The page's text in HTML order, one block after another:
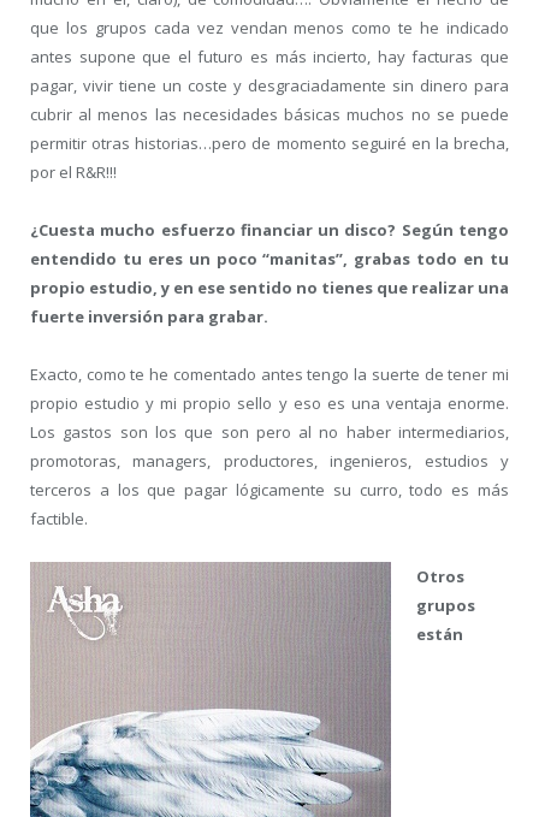
que los grupos cada vez vendan menos como te he indicado
antes supone que el futuro es más incierto, hay facturas que
pagar, vivir tiene un coste y desgraciadamente sin dinero para
cubrir al menos las necesidades básicas muchos no se puede
permitir otras historias…pero de momento seguiré en la brecha,
por el R&R!!!
¿Cuesta mucho esfuerzo financiar un disco? Según tengo
entendido tu eres un poco “manitas”, grabas todo en tu
propio estudio, y en ese sentido no tienes que realizar una
fuerte inversión para grabar.
Exacto, como te he comentado antes tengo la suerte de tener mi
propio estudio y mi propio sello y eso es una ventaja enorme.
Los gastos son los que son pero al no haber intermediarios,
promotoras, managers, productores, ingenieros, estudios y
terceros a los que pagar lógicamente su curro, todo es más
factible.
Otros
grupos
están